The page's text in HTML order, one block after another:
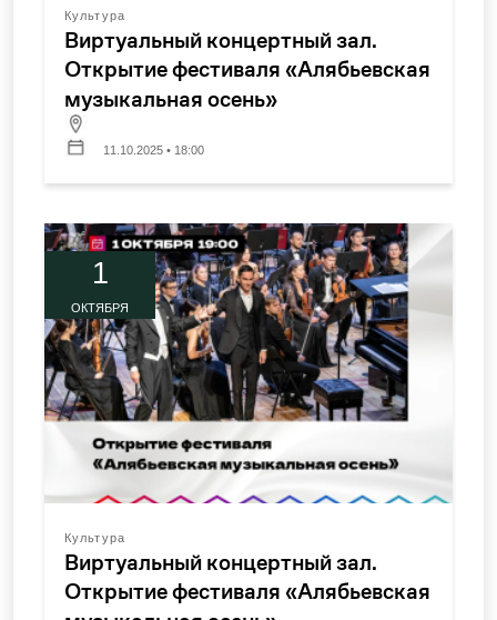
Культура
Виртуальный концертный зал.
Открытие фестиваля «Алябьевская
музыкальная осень»
11.10.2025 • 18:00
1
ОКТЯБРЯ
Культура
Виртуальный концертный зал.
Открытие фестиваля «Алябьевская